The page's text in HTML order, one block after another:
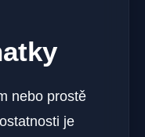
nebo prostě
je